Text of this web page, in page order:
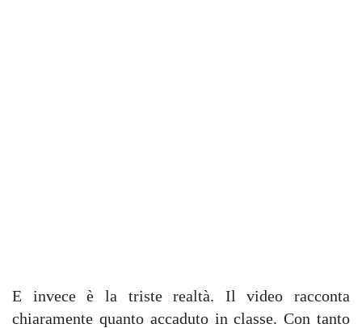
E invece è la triste realtà. Il video racconta
chiaramente quanto accaduto in classe. Con tanto